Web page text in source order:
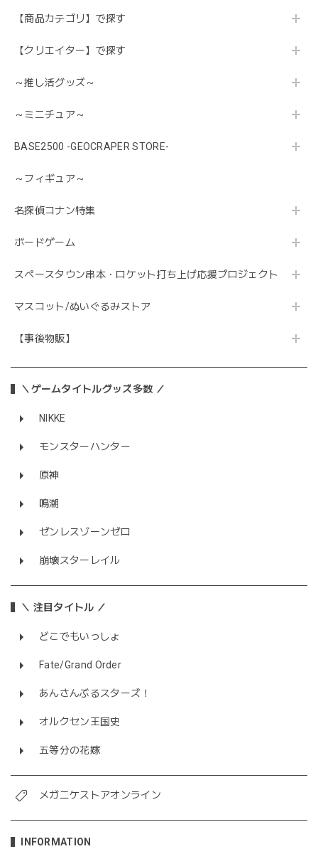
【商品カテゴリ】で探す
【クリエイター】で探す
～推し活グッズ～
～ミニチュア～
BASE2500 -GEOCRAPER STORE-
～フィギュア～
名探偵コナン特集
ボードゲーム
スペースタウン串本・ロケット打ち上げ応援プロジェクト
マスコット/ぬいぐるみストア
【事後物販】
＼ゲームタイトルグッズ多数 ／
NIKKE
モンスターハンター
原神
鳴潮
ゼンレスゾーンゼロ
崩壊スターレイル
＼ 注目タイトル ／
どこでもいっしょ
Fate/Grand Order
あんさんぶるスターズ！
オルクセン王国史
五等分の花嫁
メガニケストアオンライン
INFORMATION